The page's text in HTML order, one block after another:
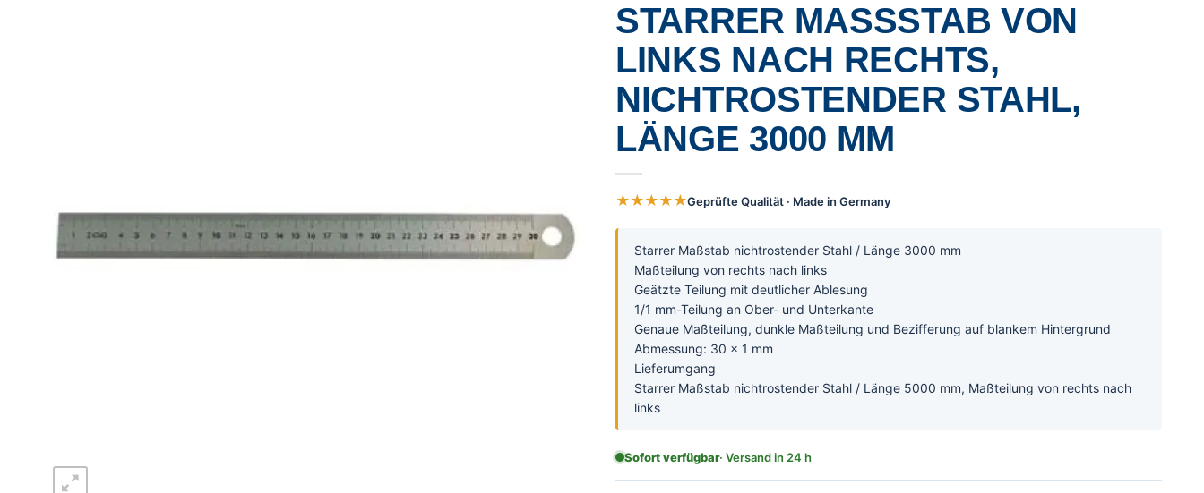
STARRER MASSSTAB VON L
INKS NACH RECHTS, N
ICHTROSTENDER STAHL, L
ÄNGE 3000 MM
★★★★★Geprüfte Qualität · Made in Germany
Starrer Maßstab nichtrostender Stahl / Länge 3000 mm
Maßteilung von rechts nach links
Geätzte Teilung mit deutlicher Ablesung
1/1 mm-Teilung an Ober- und Unterkante
Genaue Maßteilung, dunkle Maßteilung und Bezifferung auf blankem Hintergrund
Abmessung: 30 x 1 mm
Lieferumgang
Starrer Maßstab nichtrostender Stahl / Länge 5000 mm, Maßteilung von rechts nach
links
Sofort verfügbar· Versand in 24 h